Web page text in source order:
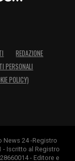
REDAZIONE
PERSONALI
POLICY)
News 24 -Registro
- Iscritto al Registro
- Editore e